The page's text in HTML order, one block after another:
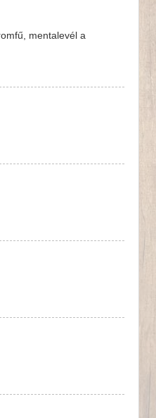
mentalevél a